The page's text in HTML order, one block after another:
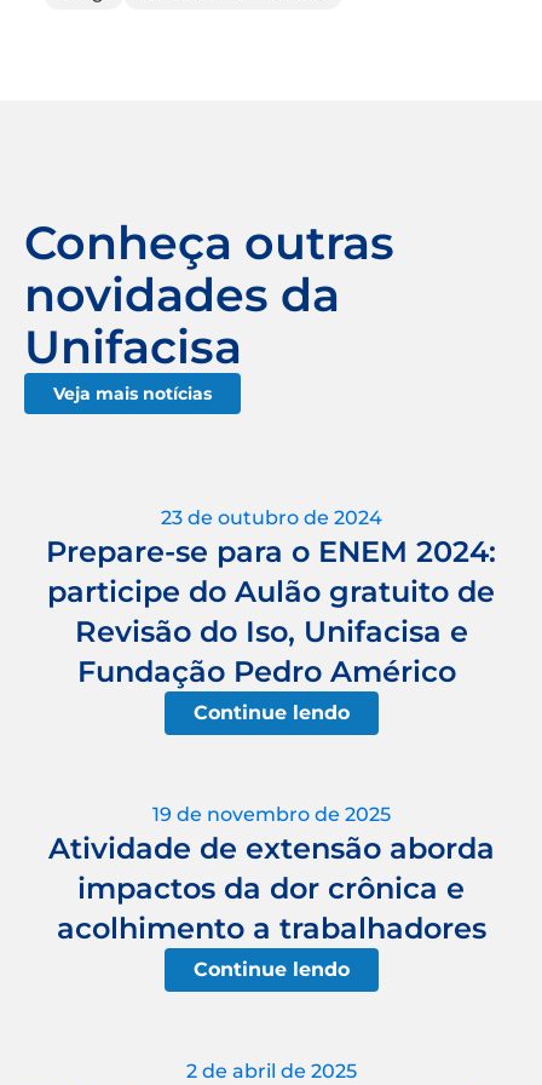
Conheça outras
novidades da
Unifacisa
Veja mais notícias
23 de outubro de 2024
Prepare-se para o ENEM 2024:
participe do Aulão gratuito de
Revisão do Iso, Unifacisa e
Fundação Pedro Américo
Continue lendo
19 de novembro de 2025
Atividade de extensão aborda
impactos da dor crônica e
acolhimento a trabalhadores
Continue lendo
2 de abril de 2025